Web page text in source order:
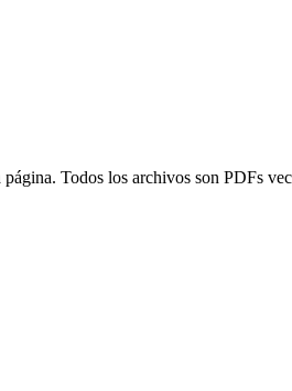
Todos los archivos son